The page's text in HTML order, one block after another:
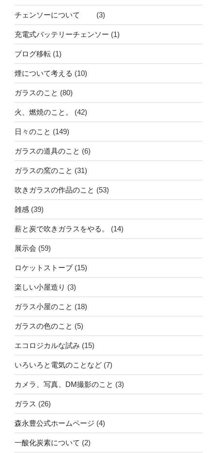
チェンソーについて (3)
充電式バッテリーチェンソー (1)
ブログ移転 (1)
煙について考える (10)
ガラスのこと (80)
火、燃焼のこと。 (42)
日々のこと (149)
ガラスの道具のこと (6)
ガラスの窯のこと (31)
吹きガラスの作品のこと (53)
雑感 (39)
薪と炭で吹きガラスをやる。 (14)
展示会 (59)
ロケットストーブ (15)
楽しい小屋造り (3)
ガラス小屋のこと (18)
ガラスの色のこと (5)
エコロジカルな試み (15)
いろいろと電気のことなど (7)
カメラ、写真、DM撮影のこと (3)
ガラス (26)
森永豊公式ホームページ (4)
一酸化炭素について (2)